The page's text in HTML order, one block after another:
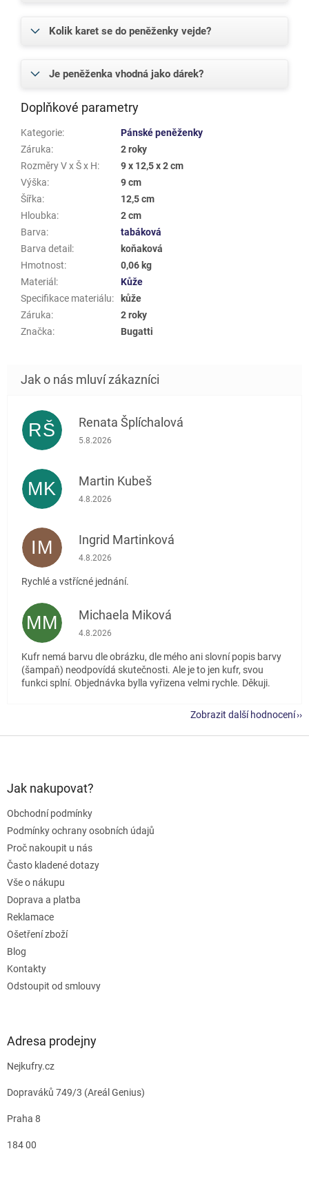
Kolik karet se do peněženky vejde?
Je peněženka vhodná jako dárek?
Doplňkové parametry
Kategorie:
Pánské peněženky
Záruka:
2 roky
Rozměry V x Š x H:
9 x 12,5 x 2 cm
Výška:
9 cm
Šířka:
12,5 cm
Hloubka:
2 cm
Barva:
tabáková
Barva detail :
koňaková
Hmotnost:
0,06 kg
Materiál :
Kůže
Specifikace materiálu:
kůže
Záruka:
2 roky
Značka: Bugatti
RŠ Renata Šplíchalová
Hodnocení obchodu je 5 z 5 hvězdiček.
5.8.2026
MK Martin Kubeš
Hodnocení obchodu je 5 z 5 hvězdiček.
4.8.2026
IM Ingrid Martinková
Hodnocení obchodu je 5 z 5 hvězdiček.
4.8.2026
Rychlé a vstřícné jednání.
MM Michaela Miková
Hodnocení obchodu je 5 z 5 hvězdiček.
4.8.2026
Kufr nemá barvu dle obrázku, dle mého ani slovní popis barvy
(šampaň) neodpovídá skutečnosti. Ale je to jen kufr, svou
funkci splní. Objednávka bylla vyřizena velmi rychle. Děkuji.
Zobrazit další hodnocení
Jak nakupovat?
Obchodní podmínky
Podmínky ochrany osobních údajů
Proč nakoupit u nás
Často kladené dotazy
Vše o nákupu
Doprava a platba
Reklamace
Ošetření zboží
Blog
Kontakty
Odstoupit od smlouvy
Adresa prodejny
Nejkufry.cz
Dopraváků 749/3 (Areál Genius)
Praha 8
184 00